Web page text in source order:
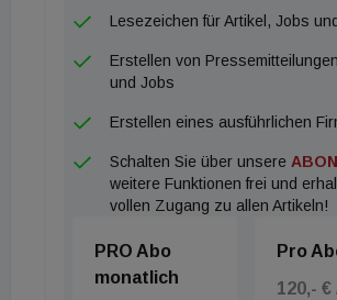
zurückgegangen, zahlreiche Projekte
fordern daher seit Monaten
Genehmigungsverfahren sowie eine
von Normen und Standards.
Vorschläge finden sich daher auch in
Forderungskatalogen
Lesezeichen für Artikel, Jobs
Erstellen von
und Jobs
Erstellen eines ausführlichen
Schalten Sie über unsere
weitere Funktionen frei und
vollen Zugang zu allen Artikeln!
PRO Abo
monatlich
Pro
120,- €